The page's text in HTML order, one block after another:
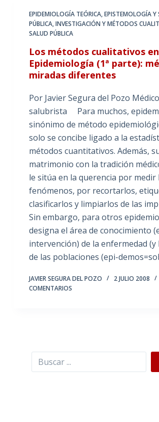
EPIDEMIOLOGÍA TEÓRICA,EPISTEMOLOGÍA Y
PÚBLICA,INVESTIGACIÓN Y MÉTODOS
SALUD PÚBLICA
Los métodos cualitativos en
Epidemiología (1ª parte):
miradas diferentes
Por Javier Segura del Pozo Médico
salubrista Para muchos,
sinónimo de método
solo se concibe ligado a la
métodos cuantitativos. Además,
matrimonio con la tradición
le sitúa en la querencia por medir
fenómenos, por recortarlos,
clasificarlos y limpiarlos de las
Sin embargo, para otros
designa el área de conocimiento
intervención) de la enfermedad (y
de las poblaciones (epi-
JAVIER SEGURA DEL POZO 2 JULIO 2008
COMENTARIOS
Buscar